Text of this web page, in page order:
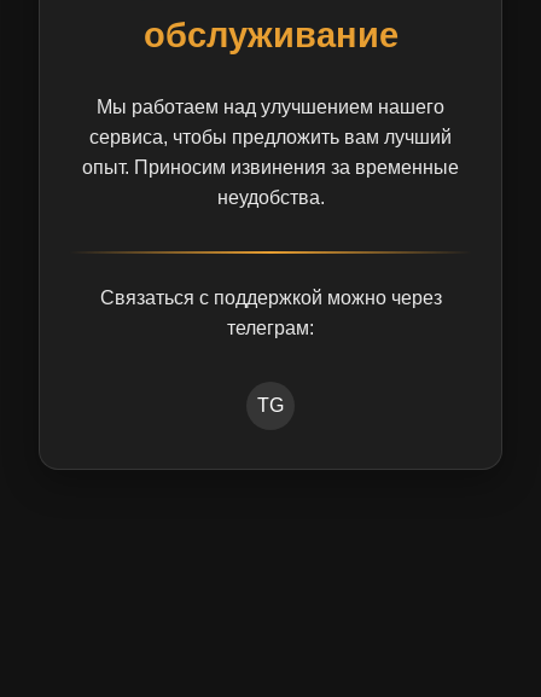
обслуживание
Мы работаем над улучшением нашего
сервиса, чтобы предложить вам лучший
опыт. Приносим извинения за временные
неудобства.
Связаться с поддержкой можно через
телеграм:
TG